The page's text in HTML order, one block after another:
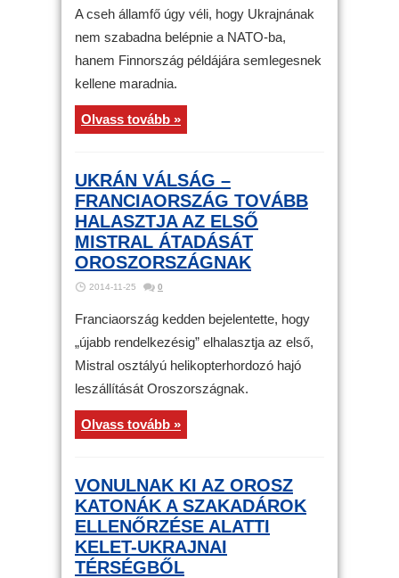
A cseh államfő úgy véli, hogy Ukrajnának
nem szabadna belépnie a NATO-ba,
hanem Finnország példájára semlegesnek
kellene maradnia.
Olvass tovább »
UKRÁN VÁLSÁG –
FRANCIAORSZÁG TOVÁBB
HALASZTJA AZ ELSŐ
MISTRAL ÁTADÁSÁT
OROSZORSZÁGNAK
2014-11-25 0
Franciaország kedden bejelentette, hogy
„újabb rendelkezésig” elhalasztja az első,
Mistral osztályú helikopterhordozó hajó
leszállítását Oroszországnak.
Olvass tovább »
VONULNAK KI AZ OROSZ
KATONÁK A SZAKADÁROK
ELLENŐRZÉSE ALATTI
KELET-UKRAJNAI
TÉRSÉGBŐL